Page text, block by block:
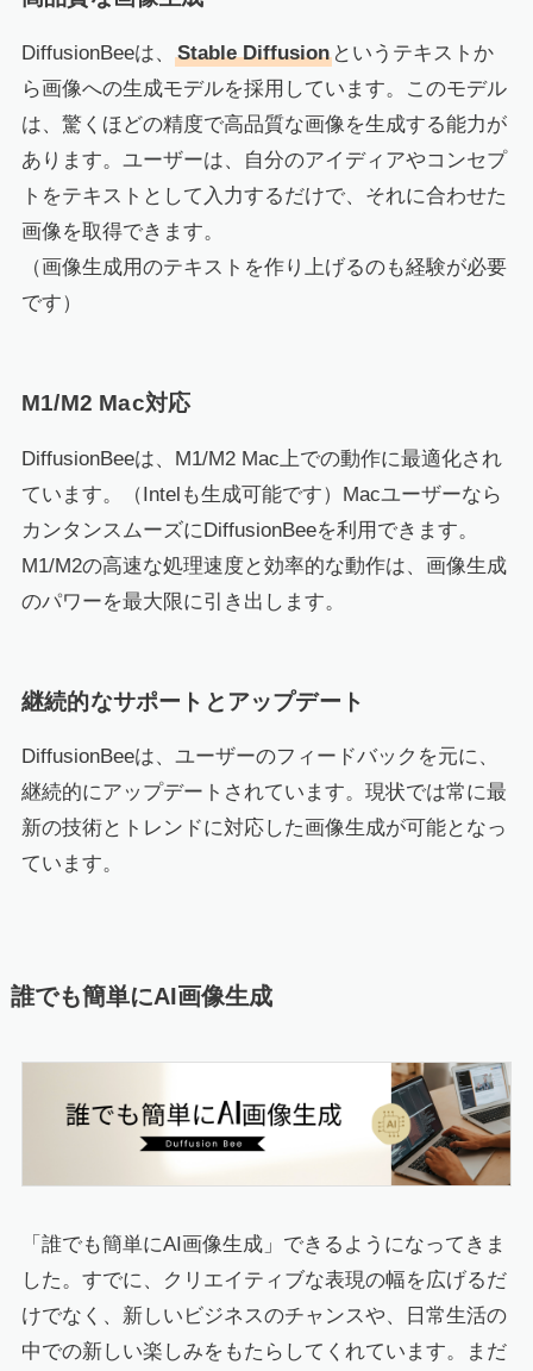
DiffusionBeeは、 Stable Diffusionというテキストか
ら画像への生成モデルを採用しています。このモデル
は、驚くほどの精度で高品質な画像を生成する能力が
あります。ユーザーは、自分のアイディアやコンセプ
トをテキストとして入力するだけで、それに合わせた
画像を取得できます。
（画像生成用のテキストを作り上げるのも経験が必要
です）
M1/M2 Mac対応
DiffusionBeeは、M1/M2 Mac上での動作に最適化され
ています。（Intelも生成可能です）Macユーザーなら
カンタンスムーズにDiffusionBeeを利用できます。
M1/M2の高速な処理速度と効率的な動作は、画像生成
のパワーを最大限に引き出します。
継続的なサポートとアップデート
DiffusionBeeは、ユーザーのフィードバックを元に、
継続的にアップデートされています。現状では常に最
新の技術とトレンドに対応した画像生成が可能となっ
ています。
誰でも簡単にAI画像生成
「誰でも簡単にAI画像生成」できるようになってきま
した。すでに、クリエイティブな表現の幅を広げるだ
けでなく、新しいビジネスのチャンスや、日常生活の
中での新しい楽しみをもたらしてくれています。まだ